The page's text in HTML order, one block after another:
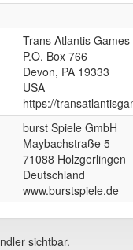
Trans Atlantis Games
P.O. Box 766
Devon, PA 19333
USA
https://
burst Spiele GmbH
Maybachstraße 5
71088 Holzgerlingen
Deutschland
www.burstspiele.de
sichtbar.